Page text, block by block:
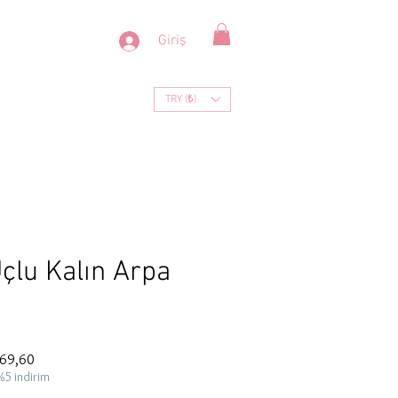
Giriş
TRY (₺)
Kalın Arpa
Fiyat
indirim